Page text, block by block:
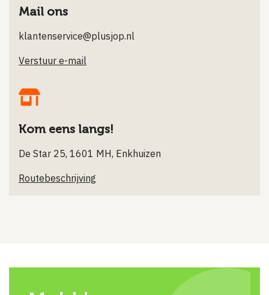
Mail ons
klantenservice@plusjop.nl
Verstuur e-mail
Kom eens langs!
De Star 25, 1601 MH, Enkhuizen
Routebeschrijving